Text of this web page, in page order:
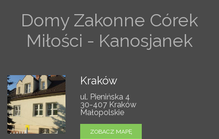
Domy Zakonne Córek
Miłości - Kanosjanek
Kraków
ul. Pienińska 4
30-407 Kraków
Małopolskie
ZOBACZ MAPĘ